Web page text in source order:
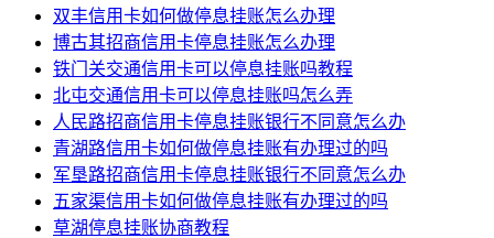
双丰信用卡如何做停息挂账怎么办理
博古其招商信用卡停息挂账怎么办理
铁门关交通信用卡可以停息挂账吗教程
北屯交通信用卡可以停息挂账吗怎么弄
人民路招商信用卡停息挂账银行不同意怎么办
青湖路信用卡如何做停息挂账有办理过的吗
军垦路招商信用卡停息挂账银行不同意怎么办
五家渠信用卡如何做停息挂账有办理过的吗
草湖停息挂账协商教程